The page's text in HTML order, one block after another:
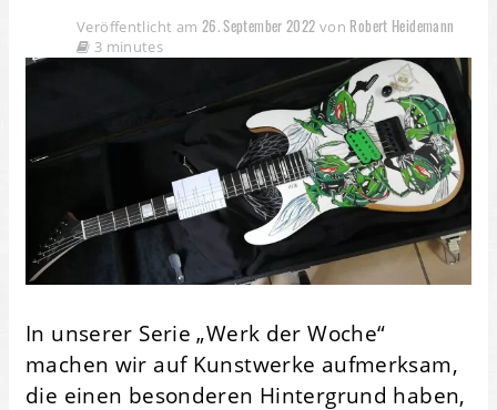
Veröffentlicht am 26. September 2022 von Robert Heidemann
3 minutes
In unserer Serie „Werk der Woche“
machen wir auf Kunstwerke aufmerksam,
die einen besonderen Hintergrund haben,